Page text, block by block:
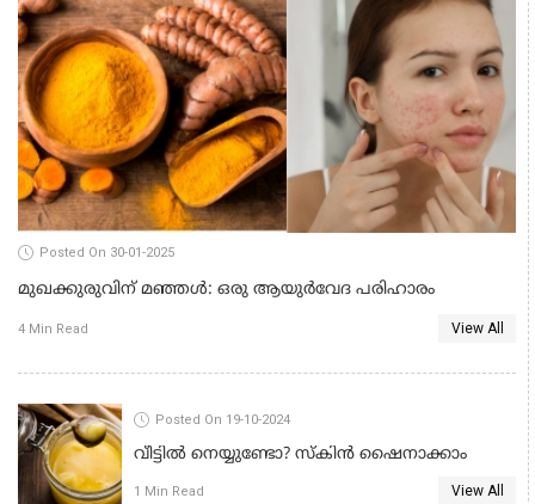
Posted On 30-01-2025
മുഖക്കുരുവിന് മഞ്ഞൾ: ഒരു ആയുർവേദ പരിഹാരം
4 Min Read View All
Posted On 19-10-2024
വീട്ടിൽ നെയ്യുണ്ടോ? സ്കിൻ ഷൈനാക്കാം
1 Min Read View All